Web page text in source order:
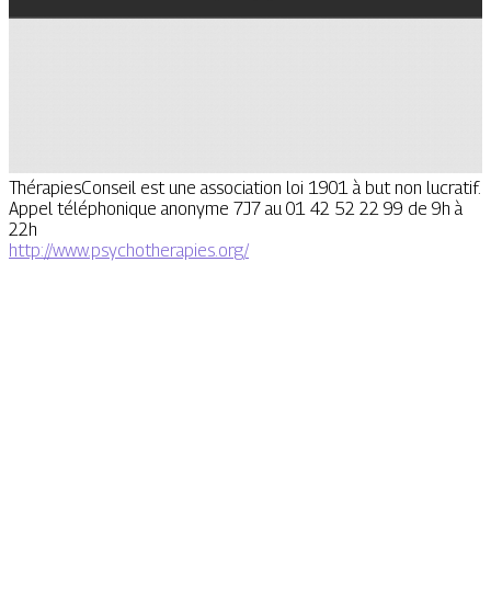
ThérapiesConseil est une association loi 1901 à but non lucratif.
Appel téléphonique anonyme 7J7 au 01 42 52 22 99 de 9h à
22h
http://www.psychotherapies.org/